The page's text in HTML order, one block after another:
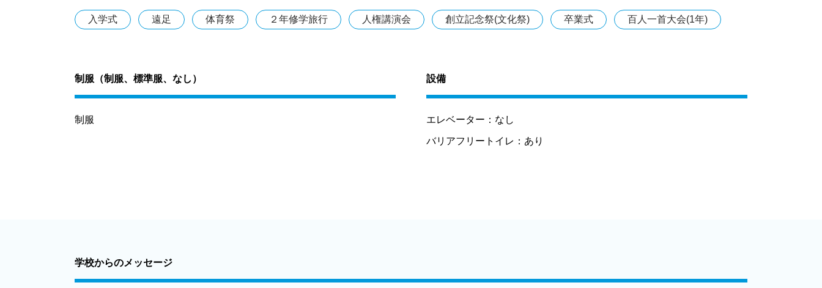
入学式 遠足 体育祭 ２年修学旅行 人権講演会 創立記念祭(文化祭) 卒業式 百人一首大会(1年)
制服（制服、標準服、なし）
制服
設備
エレベーター： なし
バリアフリートイレ： あり
学校からのメッセージ